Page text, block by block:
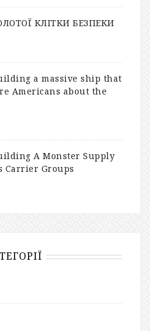
КЛІТКИ БЕЗПЕКИ
a massive ship that
Americans about the
A Monster Supply
Carrier Groups